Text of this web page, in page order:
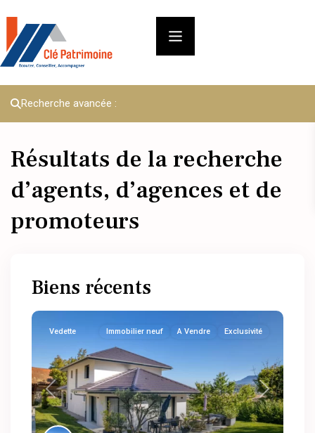
Recherche avancée :
Résultats de la recherche
d’agents, d’agences et de
promoteurs
Biens récents
Previous Next
Vedette Immobilier neuf A Vendre Exclusivité